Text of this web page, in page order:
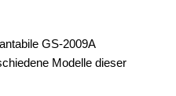
GS-2009A
Modelle dieser